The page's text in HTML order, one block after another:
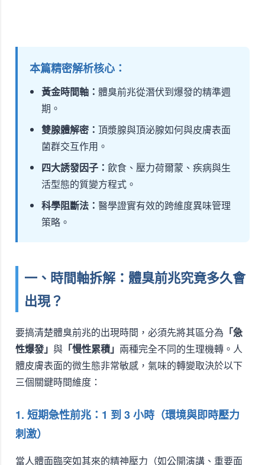
本篇精密解析核心：
黃金時間軸： 體臭前兆從潛伏到爆發的精準週
期。
雙腺體解密： 頂漿腺與頂泌腺如何與皮膚表面
菌群交互作用。
四大誘發因子： 飲食、壓力荷爾蒙、疾病與生
活型態的質變方程式。
科學阻斷法： 醫學證實有效的跨維度異味管理
策略。
一、時間軸拆解：體臭前兆究竟多久會
出現？
要搞清楚體臭前兆的出現時間，必須先將其區分為 「急
性爆發」 與 「慢性累積」 兩種完全不同的生理機轉。人
體皮膚表面的微生態非常敏感，氣味的轉變取決於以下
三個關鍵時間維度：
1. 短期急性前兆：1 到 3 小時（環境與即時壓力
刺激）
當人體面臨突如其來的精神壓力（如公開演講、重要面